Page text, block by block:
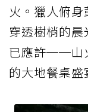
火。獵人俯
穿透樹梢的
已應許──山
的大地餐桌盛